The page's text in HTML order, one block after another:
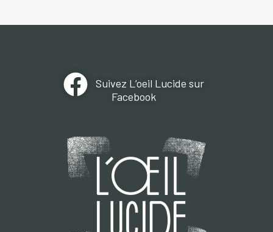
Suivez L’oeil Lucide sur
Facebook